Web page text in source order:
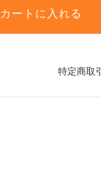
カートに入れる
特定商取